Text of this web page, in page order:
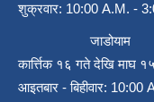
शुक्रवार: 10:00 A.M. -
जाडोयाम
कार्त्तिक १६ गते देखि माघ
आइतबार - बिहीवार: